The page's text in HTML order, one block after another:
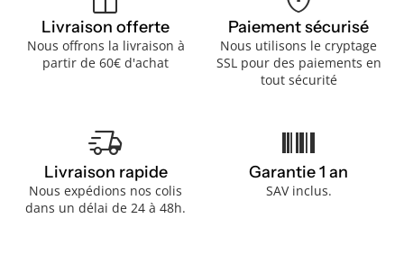
Livraison offerte
Nous offrons la livraison à
partir de 60€ d'achat
Paiement sécurisé
Nous utilisons le cryptage
SSL pour des paiements en
tout sécurité
delivery_truck_speed
Livraison rapide
Nous expédions nos colis
dans un délai de 24 à 48h.
barcode
Garantie 1 an
SAV inclus.